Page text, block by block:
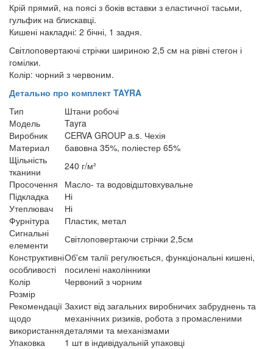
Крій прямий, на поясі з боків вставки з еластичної тасьми,
гульфик на блискавці.
Кишені накладні: 2 бічні, 1 задня.
Світлоповертаючі стрічки шириною 2,5 см на рівні стегон і
гомілки.
Колір: чорний з червоним.
Детально про комплект TAYRA
Тип
Штани робочі
Модель
Tayra
Виробник
CERVA GROUP a.s. Чехія
Материал
бавовна 35%, поліестер 65%
Щільність
тканини
240 г/м²
Просочення
Масло- та водовідштовхувальне
Підкладка
Ні
Утеплювач
Ні
Фурнітура
Пластик, метал
Сигнальні
елементи
Світлоповертаючи стрічки 2,5см
Конструктивні
особливості
Об'єм талії регулюється, функціональні кишені,
посилені наколінники
Колір
Червоний з чорним
Розмір
Рекомендації
щодо
використання
Захист від загальних виробничих забруднень та
механічних ризиків, робота з промасленими
деталями та механізмами
Упаковка
1 шт в індивідуальній упаковці